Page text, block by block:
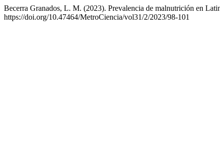
Becerra Granados, L. M. (2023). Prevalencia de malnutrición en
https://doi.org/10.47464/MetroCiencia/vol31/2/2023/98-101